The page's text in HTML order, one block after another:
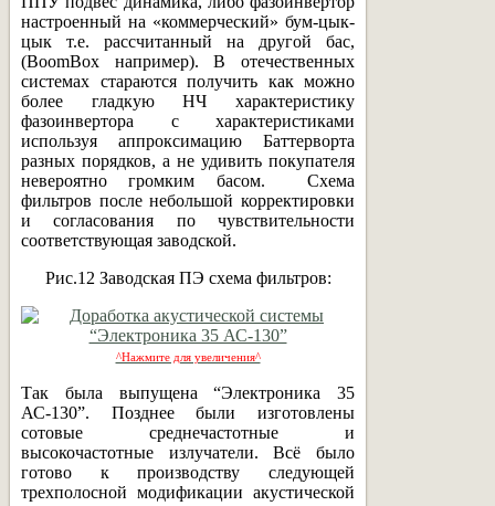
настроенный на «коммерческий» бум-цык-
цык т.е. рассчитанный на другой бас,
(BoomBox например). В отечественных
системах стараются получить как можно
более гладкую НЧ характеристику
фазоинвертора с характеристиками
используя аппроксимацию Баттерворта
разных порядков, а не удивить покупателя
невероятно громким басом. Схема
фильтров после небольшой корректировки
и согласования по чувствительности
соответствующая заводской.
Рис.12 Заводская ПЭ схема фильтров:
^Нажмите для увеличения^
Так была выпущена “Электроника 35
АС-130”. Позднее были изготовлены
сотовые среднечастотные и
высокочастотные излучатели. Всё было
готово к производству следующей
трехполосной модификации акустической